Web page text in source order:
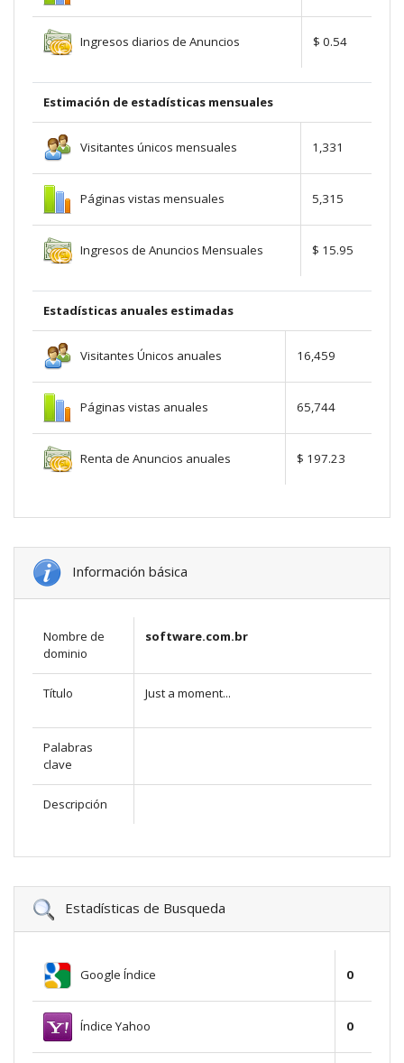
Ingresos diarios de Anuncios $ 0.54
Estimación de estadísticas mensuales
Visitantes únicos mensuales 1,331
Páginas vistas mensuales 5,315
Ingresos de Anuncios Mensuales $ 15.95
Estadísticas anuales estimadas
Visitantes Únicos anuales 16,459
Páginas vistas anuales 65,744
Renta de Anuncios anuales $ 197.23
Información básica
Nombre de
dominio
software.com.br
Título Just a moment...
Palabras
clave
Descripción
Estadísticas de Busqueda
Google Índice 0
Índice Yahoo 0